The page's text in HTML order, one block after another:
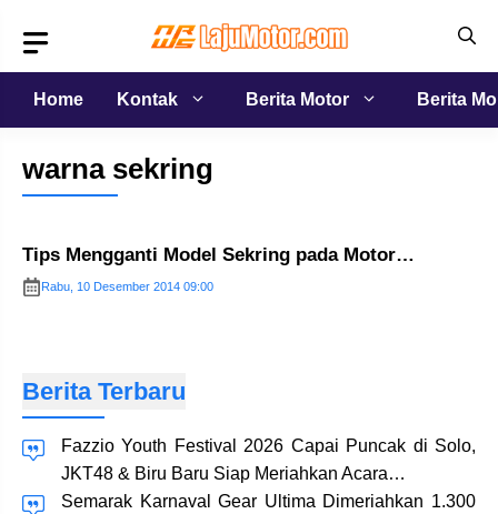
isi
Home
Kontak Berita Motor Berita
warna sekring
Tips Mengganti Model Sekring pada Motor…
Rabu, 10 Desember 2014 09:00
Berita Terbaru
Fazzio Youth Festival 2026 Capai Puncak di Solo,
JKT48 & Biru Baru Siap Meriahkan Acara…
Semarak Karnaval Gear Ultima Dimeriahkan 1.300